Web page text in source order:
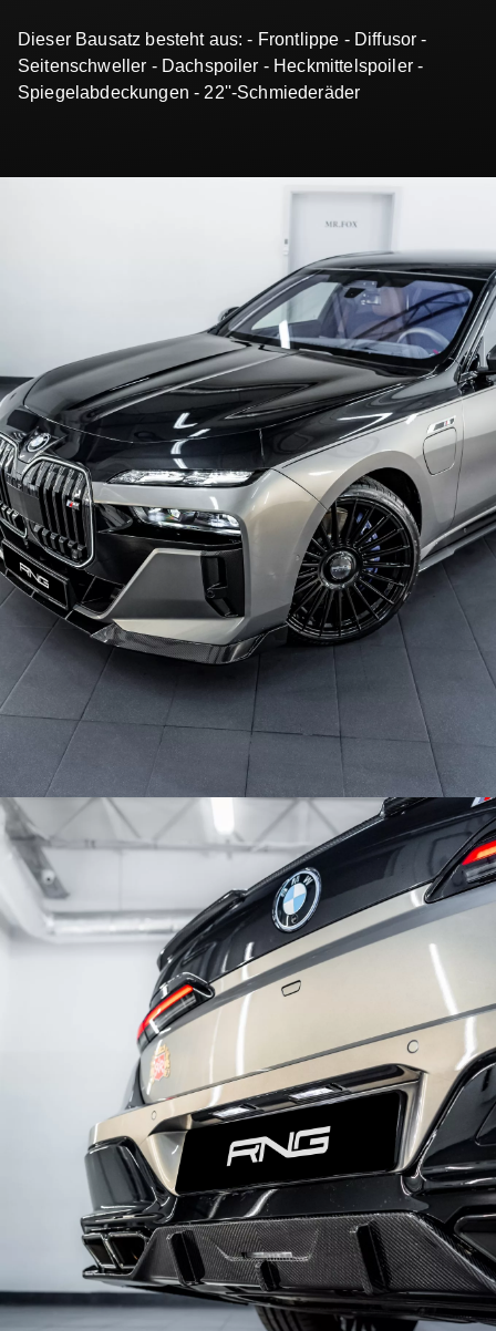
Dieser Bausatz besteht aus: - Frontlippe - Diffusor -
Seitenschweller - Dachspoiler - Heckmittelspoiler -
Spiegelabdeckungen - 22''-Schmiederäder